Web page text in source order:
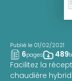
Publié le 01/02/2021
6pages 489
Facilitez la
chaudière